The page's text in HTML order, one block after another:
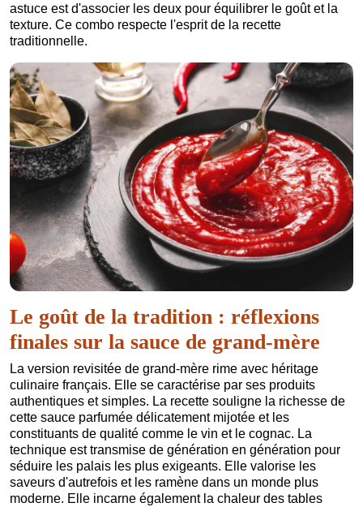
astuce est d'associer les deux pour équilibrer le goût et la
texture. Ce combo respecte l'esprit de la recette
traditionnelle.
Le goût de la tradition : réflexions
finales sur la sauce de grand-mère
La version revisitée de grand-mère rime avec héritage
culinaire français. Elle se caractérise par ses produits
authentiques et simples. La recette souligne la richesse de
cette sauce parfumée délicatement mijotée et les
constituants de qualité comme le vin et le cognac. La
technique est transmise de génération en génération pour
séduire les palais les plus exigeants. Elle valorise les
saveurs d'autrefois et les ramène dans un monde plus
moderne. Elle incarne également la chaleur des tables